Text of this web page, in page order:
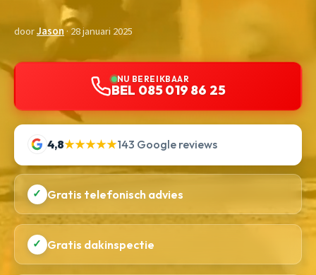
doorJason· 28 januari 2025
NU BEREIKBAAR
BEL 085 019 86 25
4,8★★★★★143 Google reviews
✓ Gratis telefonisch advies
✓ Gratis dakinspectie